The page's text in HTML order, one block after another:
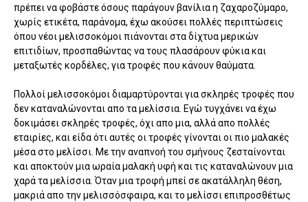
πρέπει να φοβάστε όσους παράγουν βανίλια η ζαχαροζύμαρο,
χωρίς ετικέτα, παράνομα, έχω ακούσει πολλές περιπτώσεις
όπου νέοι μελισσοκόμοι πιάνονται στα δίχτυα μερικών
επιτιδίων, προσπαθώντας να τους πλασάρουν φύκια και
μεταξωτές κορδέλες, για τροφές που κάνουν θαύματα.
Πολλοί μελισσοκόμοι διαμαρτύρονται για σκληρές τροφές που
δεν καταναλώνονται απο τα μελίσσια. Εγώ τυγχάνει να έχω
δοκιμάσει σκληρές τροφές, όχι απο μια, αλλά απο πολλές
εταιρίες, και είδα ότι αυτές οι τροφές γίνονται οι πιο μαλακές
μέσα στο μελίσσι. Με την αναπνοή του σμήνους ζεσταίνονται
και αποκτούν μια ωραία μαλακή υφή και τις καταναλώνουν μια
χαρά τα μελίσσια. Όταν μια τροφή μπεί σε ακατάλληλη θέση,
μακριά απο την μελισσόσφαιρα, και το μελίσσι επιπροσθέτως